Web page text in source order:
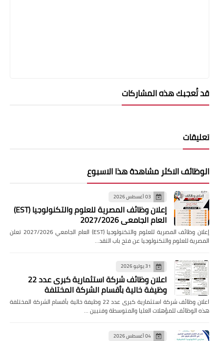
قد تُعجبك هذه المشاركات
تعليقات
الوظائف الاكثر مشاهدة هذا الاسبوع
03 أغسطس 2026
إعلان وظائف المصرية للعلوم والتكنولوجيا (EST)
العام الجامعي 2027/2026
إعلان وظائف المصرية للعلوم والتكنولوجيا (EST) العام الجامعي 2027/2026 تعلن
المصرية للعلوم والتكنولوجيا عن فتح باب التقد…
31 يوليو 2026
اعلان وظائف شركة استثمارية كبرى عدد 22
وظيفة خالية بأقسام الشركة المختلفة
اعلان وظائف شركة استثمارية كبرى عدد 22 وظيفة خالية بأقسام الشركة المختلفة
هذه الوظائف للمؤهلات العليا والمتوسطة وفنيين …
04 أغسطس 2026